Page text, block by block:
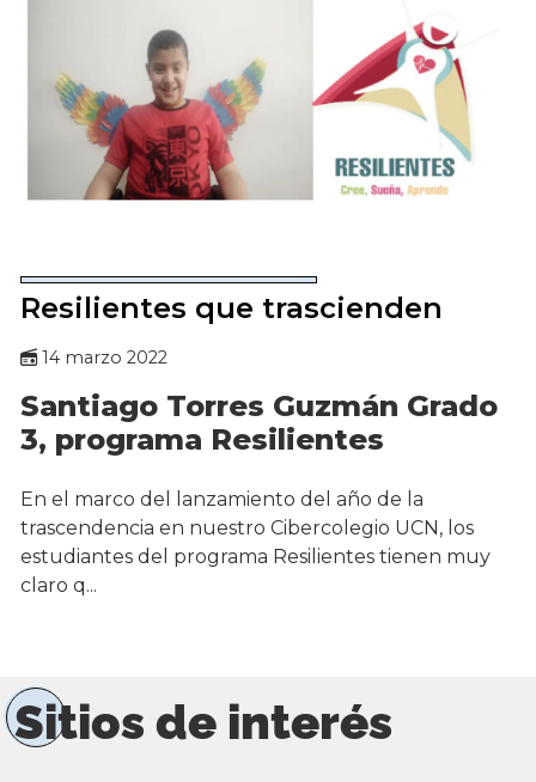
Resilientes que trascienden
14 marzo 2022
Santiago Torres Guzmán Grado
3, programa Resilientes
En el marco del lanzamiento del año de la
trascendencia en nuestro Cibercolegio UCN, los
estudiantes del programa Resilientes tienen muy
claro q...
Sitios de interés